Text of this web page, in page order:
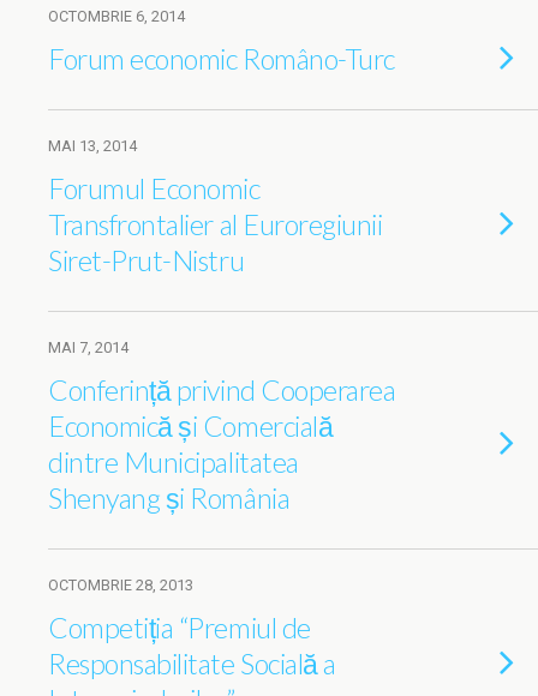
OCTOMBRIE 6, 2014
Forum economic Româno-Turc
MAI 13, 2014
Forumul Economic
Transfrontalier al Euroregiunii
Siret-Prut-Nistru
MAI 7, 2014
Conferință privind Cooperarea
Economică și Comercială
dintre Municipalitatea
Shenyang și România
OCTOMBRIE 28, 2013
Competiția “Premiul de
Responsabilitate Socială a